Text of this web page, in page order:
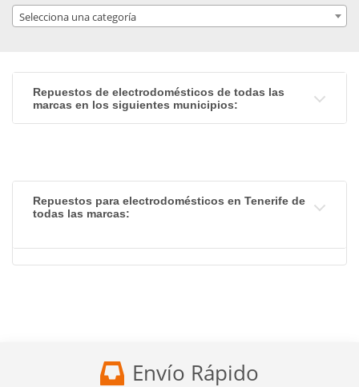
Selecciona una categoría
Repuestos de electrodomésticos de todas las
marcas en los siguientes municipios:
Repuestos para electrodomésticos en Tenerife de
todas las marcas:
Envío Rápido